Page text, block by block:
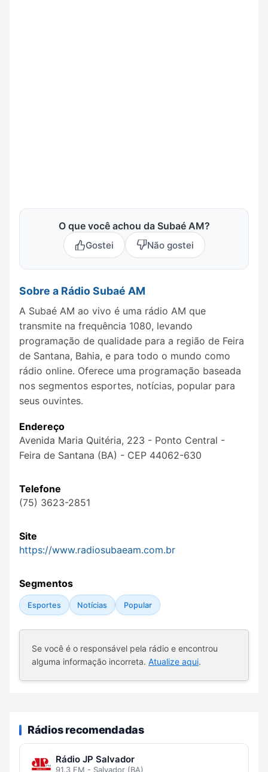
O que você achou da Subaé AM?
Gostei Não gostei
Sobre a Rádio Subaé AM
A Subaé AM ao vivo é uma rádio AM que
transmite na frequência 1080, levando
programação de qualidade para a região de Feira
de Santana, Bahia, e para todo o mundo como
rádio online. Oferece uma programação baseada
nos segmentos esportes, notícias, popular para
seus ouvintes.
Endereço
Avenida Maria Quitéria, 223 - Ponto Central -
Feira de Santana (BA) - CEP 44062-630
Telefone
(75) 3623-2851
Site
https://www.radiosubaeam.com.br
Segmentos
Esportes Notícias Popular
Se você é o responsável pela rádio e encontrou
alguma informação incorreta. Atualize aqui.
Rádios recomendadas
Rádio JP Salvador
91.3 FM - Salvador (BA)